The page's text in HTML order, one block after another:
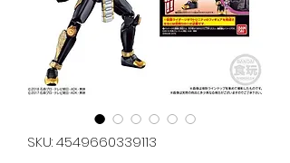
SKU: 4549660339113